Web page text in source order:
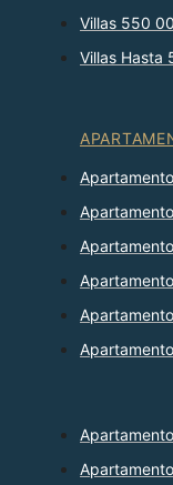
Villas 550
Villas Hasta